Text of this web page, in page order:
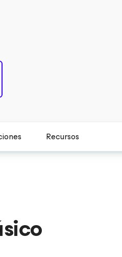
Recursos